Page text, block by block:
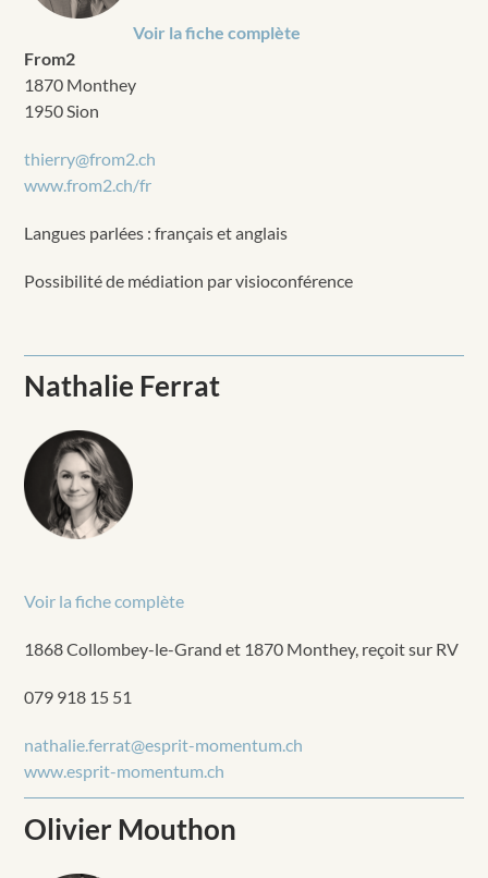
Voir la fiche complète
From2
1870 Monthey
1950 Sion
thierry@from2.ch
www.from2.ch/fr
Langues parlées : français et anglais
Possibilité de médiation par visioconférence
Nathalie Ferrat
Voir la fiche complète
1868 Collombey-le-Grand et 1870 Monthey, reçoit sur RV
079 918 15 51
nathalie.ferrat@esprit-momentum.ch
www.esprit-momentum.ch
Olivier Mouthon